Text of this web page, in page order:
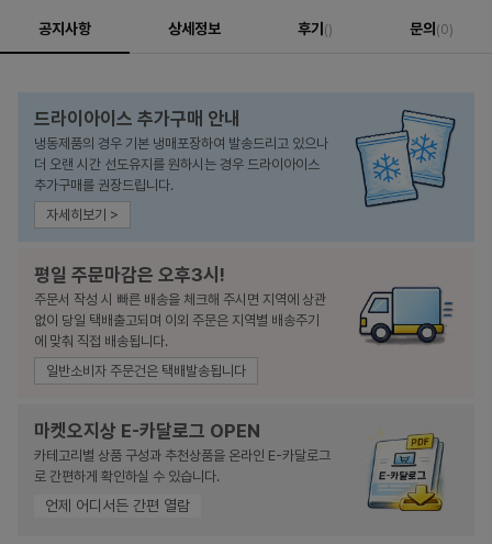
공지사항 상세정보 후기 () 문의 (0)
드라이아이스 추가구매 안내
냉동제품의 경우 기본 냉매포장하여 발송드리고 있으나
더 오랜 시간 선도유지를 원하시는 경우 드라이아이스
추가구매를 권장드립니다.
자세히보기 >
평일 주문마감은 오후3시!
주문서 작성 시 빠른 배송을 체크해 주시면 지역에 상관
없이 당일 택배출고되며 이외 주문은 지역별 배송주기
에 맞춰 직접 배송됩니다.
일반소비자 주문건은 택배발송됩니다
마켓오지상 E-카달로그 OPEN
카테고리별 상품 구성과 추천상품을 온라인 E-카달로그
로 간편하게 확인하실 수 있습니다.
언제 어디서든 간편 열람